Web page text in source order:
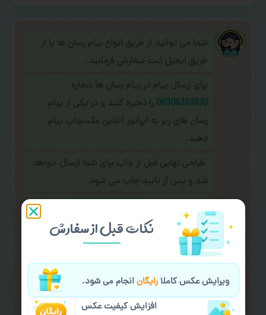
شما می توانید از طریق انواع پیام رسان ها یا از
طریق ایمیل ثبت سفارش فرمایید.
برای ارسال پیام در پیام رسان ها شماره
09308383670 را ذخیره کنید و در یکی از پیام
رسان های زیر به اپراتور آنلاین عکسچاپ پیام
دهید.
طراحی نهایی قبل از چاپ برای شما ارسال خواهد
شد و پس از تایید چاپ می شود.
کردن متن و عکس) یا هماهنگی ارسال و یا
کادو کردن سفارش
با اپراتو عکسچاپ هماهنگی
لازم را انجام دهید.
ایمیل جهت ثبت یا پیگیری سفارش:
aks4chap.com@gmail.com
نکات قبل از سفارش
ویرایش عکس کاملارایگانانجام می شود.
افزایش کیفیت عکس